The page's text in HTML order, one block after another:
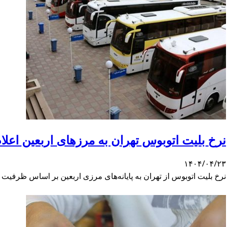
نرخ بلیت اتوبوس تهران به مرزهای اربعین
۱۴۰۴/۰۴/۲۳
نرخ بلیت اتوبوس از تهران به پایانه‌های مرزی اربعین بر اساس ظرفیت